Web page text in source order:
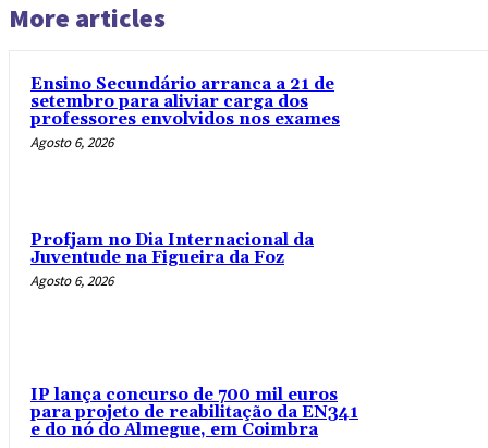
More articles
Ensino Secundário arranca a 21 de
setembro para aliviar carga dos
professores envolvidos nos exames
Agosto 6, 2026
Profjam no Dia Internacional da
Juventude na Figueira da Foz
Agosto 6, 2026
IP lança concurso de 700 mil euros
para projeto de reabilitação da EN341
e do nó do Almegue, em Coimbra